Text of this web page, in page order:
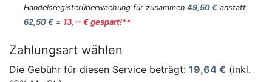
Handelsregisterüberwachung für zusammen 49,50 € anstatt
62,50 € = 13,-- € gespart!**
Zahlungsart wählen
Die Gebühr für diesen Service beträgt: 19,64 € (inkl.